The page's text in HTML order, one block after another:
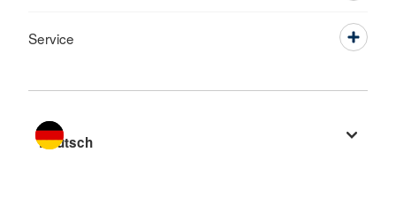
Service
Sprache wechseln zu